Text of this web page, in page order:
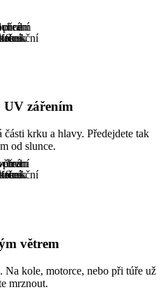
UV zářením
krku a hlavy. Předejdete tak
od slunce.
větrem
kole, motorce, nebo při túře už
mrznout.